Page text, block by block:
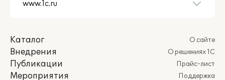
Каталог
Внедрения
Публикации
Мероприятия
О сайте
О решениях 1С
Прайс-лист
Поддержка